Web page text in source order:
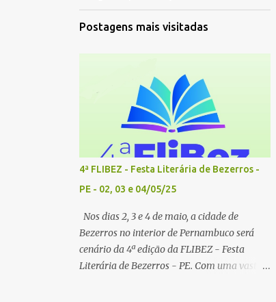
Postagens mais visitadas
4ª FLIBEZ - Festa Literária de Bezerros -
PE - 02, 03 e 04/05/25
Nos dias 2, 3 e 4 de maio, a cidade de
Bezerros no interior de Pernambuco será
cenário da 4ª edição da FLIBEZ - Festa
Literária de Bezerros - PE. Com uma vasta